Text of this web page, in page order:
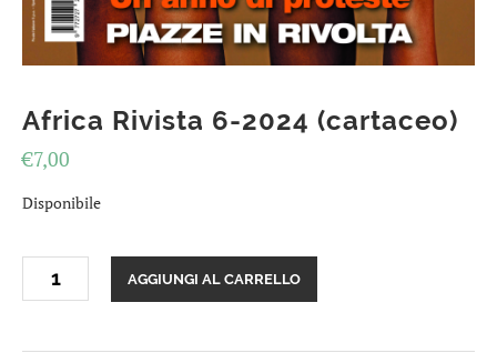
Africa Rivista 6-2024 (cartaceo)
€7,00
Disponibile
Rivista
(cartaceo)
AGGIUNGI AL CARRELLO